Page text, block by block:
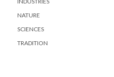
NATURE
SCIENCES
TRADITION